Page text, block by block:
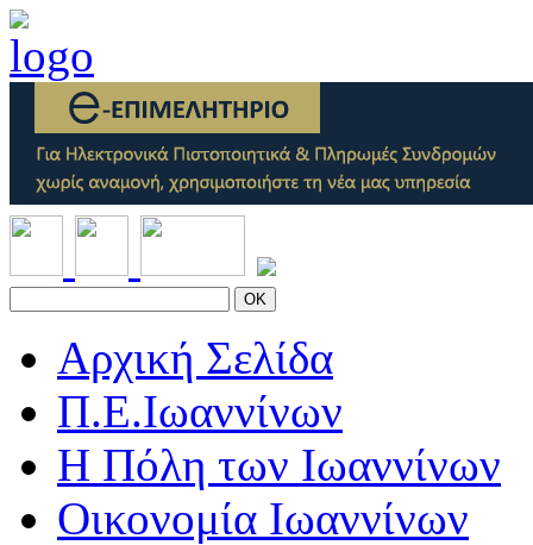
OK
Αρχική Σελίδα
Π.Ε.Ιωαννίνων
Η Πόλη των Ιωαννίνων
Οικονομία Ιωαννίνων